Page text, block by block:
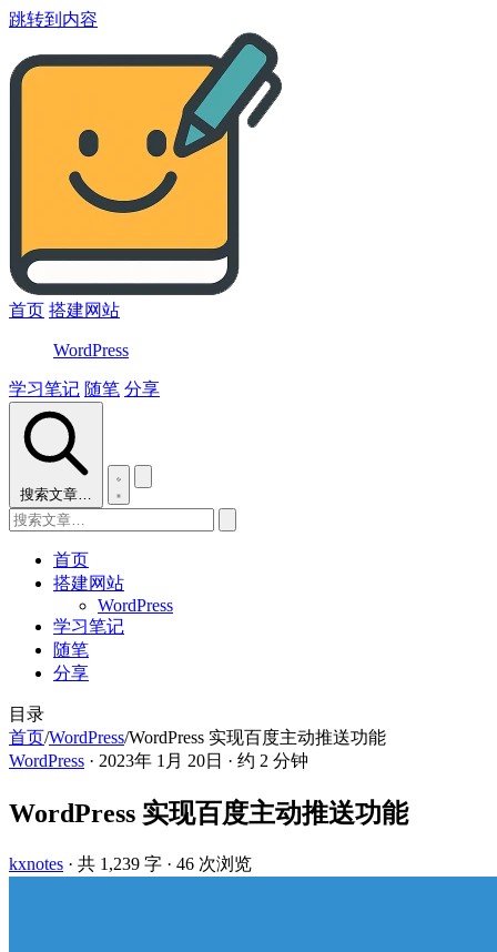
跳转到内容
首页 搭建网站
WordPress
学习笔记 随笔 分享
搜索文章…
首页
搭建网站
WordPress
学习笔记
随笔
分享
目录
首页/WordPress/WordPress 实现百度主动推送功能
WordPress · 2023年 1月 20日 · 约 2 分钟
WordPress 实现百度主动推送功能
kxnotes · 共 1,239 字 · 46 次浏览